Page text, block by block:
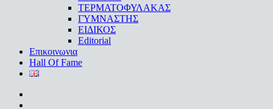
ΤΕΡΜΑΤΟΦΥΛΑΚΑΣ
ΓΥΜΝΑΣΤΗΣ
ΕΙΔΙΚΟΣ
Editorial
Επικοινωνια
Hall Of Fame